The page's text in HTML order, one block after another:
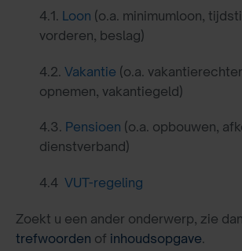
4.1. Loon (o.a. minimumloon,
vorderen, beslag)
4.2. Vakantie (o.a.
opnemen, vakantiegeld)
4.3. Pensioen (o.a. opbouwen,
dienstverband)
4.4 VUT-regeling
Zoekt u een ander onderwerp, zie
trefwoorden of inhoudsopgave.